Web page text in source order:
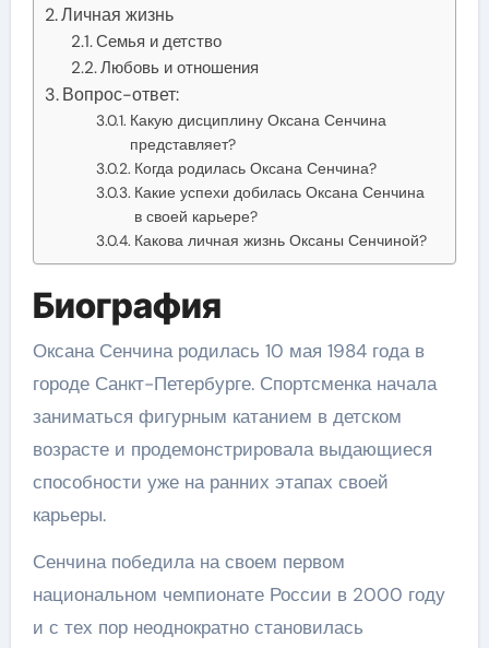
Личная жизнь
Семья и детство
Любовь и отношения
Вопрос-ответ:
Какую дисциплину Оксана Сенчина
представляет?
Когда родилась Оксана Сенчина?
Какие успехи добилась Оксана Сенчина
в своей карьере?
Какова личная жизнь Оксаны Сенчиной?
Биография
Оксана Сенчина родилась 10 мая 1984 года в
городе Санкт-Петербурге. Спортсменка начала
заниматься фигурным катанием в детском
возрасте и продемонстрировала выдающиеся
способности уже на ранних этапах своей
карьеры.
Сенчина победила на своем первом
национальном чемпионате России в 2000 году
и с тех пор неоднократно становилась